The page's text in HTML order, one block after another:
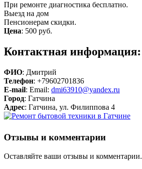
При ремонте диагностика бесплатно.
Выезд на дом
Пенсионерам скидки.
Цена: 500 руб.
Контактная информация:
ФИО: Дмитрий
Телефон: +79602701836
E-mail: Email: dmi63910@yandex.ru
Город: Гатчина
Адрес: Гатчина, ул. Филиппова 4
Отзывы и комментарии
Оставляйте ваши отзывы и комментарии.